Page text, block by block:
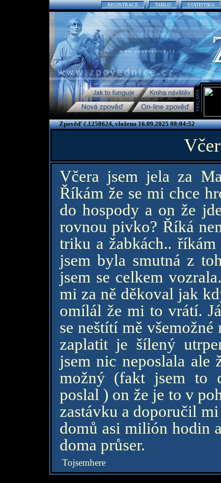
REGISTRACE TABLO STATISTIKA
Zpověď č.1258624, vloženo 16.09.2025 08:04:52
Včera jsem jela za
Říkám že se mi chce
do hospody a on že
rovnou pivko? Říká
triku a žabkách..
jsem byla smutná z
jsem se celkem
mi za ně děkoval jak
omílál že mi to vrátí.
se neštítí mě
zaplatit je šílený
jsem nic neposlala
možný (fakt jsem to
poslal ) on že je to v
zastávku a doporučil
domů asi milión hodin
doma průser.
Tojsemhere